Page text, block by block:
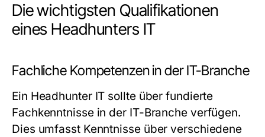
Die wichtigsten Qualifikationen
eines Headhunters IT
Fachliche Kompetenzen in der IT-Branche
Ein Headhunter IT sollte über fundierte
Fachkenntnisse in der IT-Branche verfügen.
Dies umfasst Kenntnisse über verschiedene